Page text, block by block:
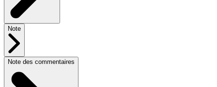
Note
Note des commentaires